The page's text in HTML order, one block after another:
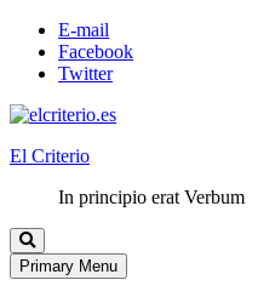
E-mail
Facebook
Twitter
El Criterio
In principio erat Verbum
Primary Menu